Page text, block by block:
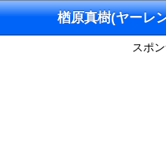
楢原真樹(ヤーレ
スポ